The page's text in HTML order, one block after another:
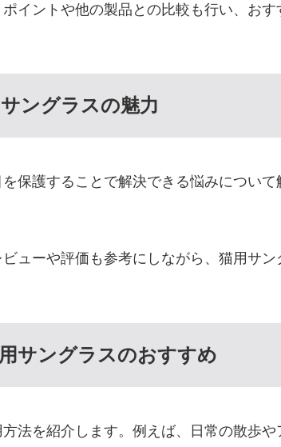
イントや他の製品との比較も行い、おす
ングラスの魅力
保護することで解決できる悩みについて
ューや評価も参考にしながら、猫用サン
サングラスのおすすめ
法を紹介します。例えば、日常の散歩や